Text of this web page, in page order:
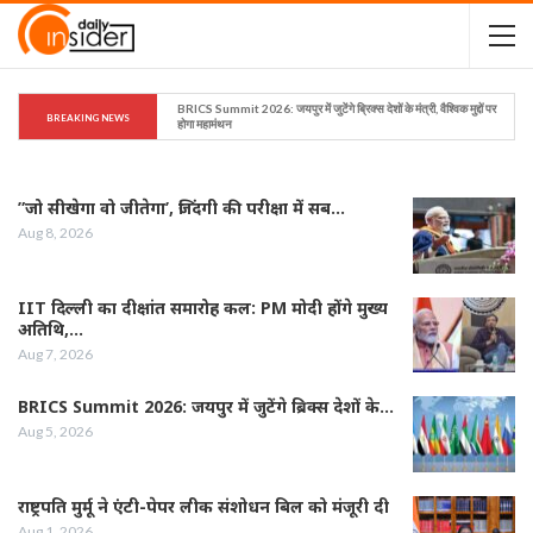
BREAKING NEWS
BRICS Summit 2026: जयपुर में जुटेंगे ब्रिक्स देशों के मंत्री, वैश्विक मुद्दों पर
होगा महामंथन
”जो सीखेगा वो जीतेगा’, जिंदगी की परीक्षा में सब…
Aug 8, 2026
IIT दिल्ली का दीक्षांत समारोह कल: PM मोदी होंगे मुख्य
अतिथि,…
Aug 7, 2026
BRICS Summit 2026: जयपुर में जुटेंगे ब्रिक्स देशों के…
Aug 5, 2026
राष्ट्रपति मुर्मू ने एंटी-पेपर लीक संशोधन बिल को मंजूरी दी